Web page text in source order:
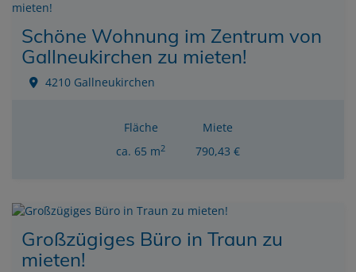
Schöne Wohnung im Zentrum von
Gallneukirchen zu mieten!
4210 Gallneukirchen
Fläche
ca. 65 m2
Miete
790,43 €
Großzügiges Büro in Traun zu
mieten!